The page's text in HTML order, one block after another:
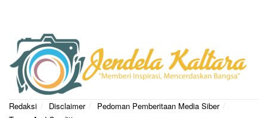
Redaksi Disclaimer
Pedoman Pemberitaan Media Siber